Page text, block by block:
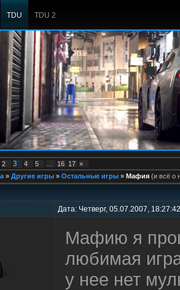
TDU TDU 2
2 3 4 5 16 17 »
» Другие игры » Остальные игры » Мафия (и всё о
Дата: Четверг, 05.07.2007,
Мафию я
любимая
у нее нет